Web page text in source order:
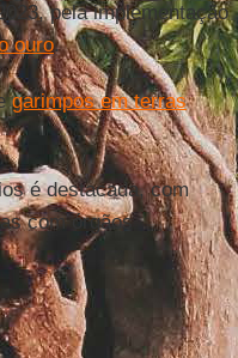
pela implementação
ouro.
garimpos em terras
é destacada, com
com órgãos